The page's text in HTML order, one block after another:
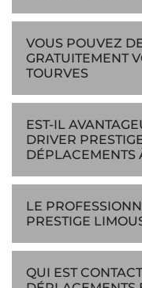
VOUS POUVEZ
GRATUITEMENT
TOURVES
EST-IL
DRIVER
DÉPLACEMENTS
LE
PRESTIGE
QUI EST